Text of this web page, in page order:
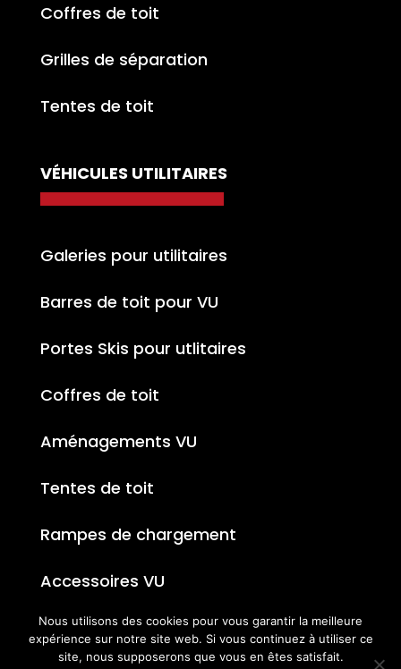
Coffres de toit
Grilles de séparation
Tentes de toit
VÉHICULES UTILITAIRES
Galeries pour utilitaires
Barres de toit pour VU
Portes Skis pour utlitaires
Coffres de toit
Aménagements VU
Tentes de toit
Rampes de chargement
Accessoires VU
Nous utilisons des cookies pour vous garantir la meilleure
expérience sur notre site web. Si vous continuez à utiliser ce
site, nous supposerons que vous en êtes satisfait.